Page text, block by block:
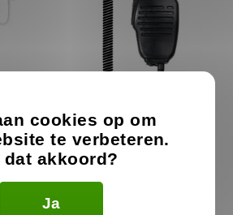
Motorola Speaker
Microfoon
cookies op om
te verbeteren.
dat akkoord?
Ja